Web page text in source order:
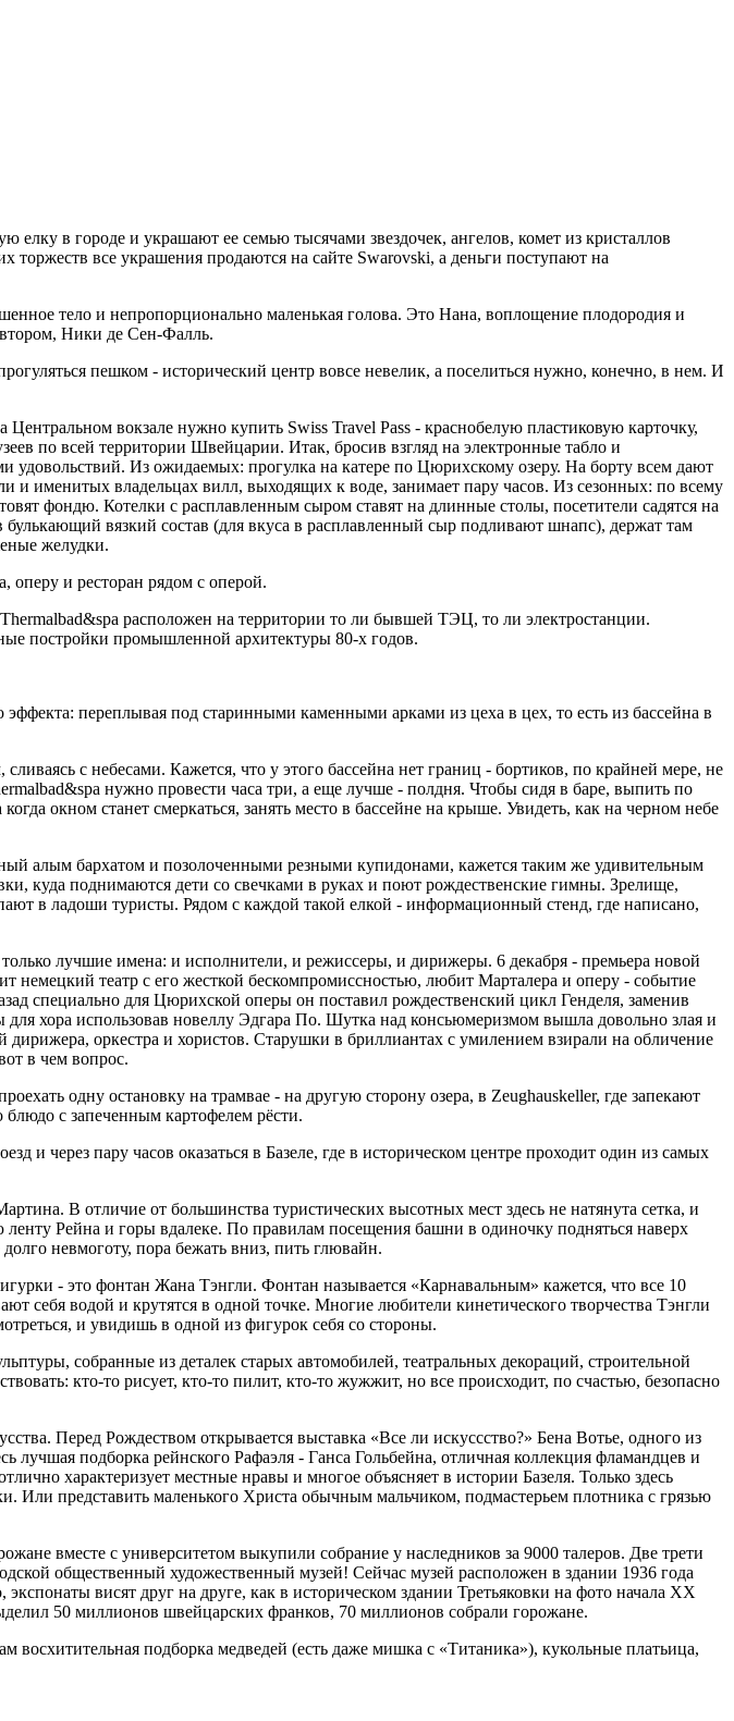
в городе и украшают ее семью тысячами звездочек, ангелов, комет из кристаллов
все украшения продаются на сайте Swarovski, а деньги поступают на
тело и непропорционально маленькая голова. Это Нана, воплощение плодородия и
Ники де Сен-Фалль.
пешком - исторический центр вовсе невелик, а поселиться нужно, конечно, в нем. И
вокзале нужно купить Swiss Travel Pass - краснобелую пластиковую карточку,
по всей территории Швейцарии. Итак, бросив взгляд на электронные табло и
Из ожидаемых: прогулка на катере по Цюрихскому озеру. На борту всем дают
и именитых владельцах вилл, выходящих к воде, занимает пару часов. Из сезонных: по всему
фондю. Котелки с расплавленным сыром ставят на длинные столы, посетители садятся на
вязкий состав (для вкуса в расплавленный сыр подливают шнапс), держат там
желудки.
оперу и ресторан рядом с оперой.
расположен на территории то ли бывшей ТЭЦ, то ли электростанции.
постройки промышленной архитектуры 80-х годов.
переплывая под старинными каменными арками из цеха в цех, то есть из бассейна в
с небесами. Кажется, что у этого бассейна нет границ - бортиков, по крайней мере, не
нужно провести часа три, а еще лучше - полдня. Чтобы сидя в баре, выпить по
окном станет смеркаться, занять место в бассейне на крыше. Увидеть, как на черном небе
алым бархатом и позолоченными резными купидонами, кажется таким же удивительным
куда поднимаются дети со свечками в руках и поют рождественские гимны. Зрелище,
в ладоши туристы. Рядом с каждой такой елкой - информационный стенд, где написано,
лучшие имена: и исполнители, и режиссеры, и дирижеры. 6 декабря - премьера новой
театр с его жесткой бескомпромиссностью, любит Марталера и оперу - событие
специально для Цюрихской оперы он поставил рождественский цикл Генделя, заменив
хора использовав новеллу Эдгара По. Шутка над консьюмеризмом вышла довольно злая и
оркестра и хористов. Старушки в бриллиантах с умилением взирали на обличение
в чем вопрос.
одну остановку на трамвае - на другую сторону озера, в Zeughauskeller, где запекают
с запеченным картофелем рёсти.
и через пару часов оказаться в Базеле, где в историческом центре проходит один из самых
В отличие от большинства туристических высотных мест здесь не натянута сетка, и
Рейна и горы вдалеке. По правилам посещения башни в одиночку подняться наверх
невмоготу, пора бежать вниз, пить глювайн.
- это фонтан Жана Тэнгли. Фонтан называется «Карнавальным» кажется, что все 10
себя водой и крутятся в одной точке. Многие любители кинетического творчества Тэнгли
и увидишь в одной из фигурок себя со стороны.
собранные из деталек старых автомобилей, театральных декораций, строительной
кто-то рисует, кто-то пилит, кто-то жужжит, но все происходит, по счастью, безопасно
Перед Рождеством открывается выставка «Все ли искуссство?» Бена Вотье, одного из
лучшая подборка рейнского Рафаэля - Ганса Гольбейна, отличная коллекция фламандцев и
характеризует местные нравы и многое объясняет в истории Базеля. Только здесь
Или представить маленького Христа обычным мальчиком, подмастерьем плотника с грязью
вместе с университетом выкупили собрание у наследников за 9000 талеров. Две трети
общественный художественный музей! Сейчас музей расположен в здании 1936 года
висят друг на друге, как в историческом здании Третьяковки на фото начала XX
50 миллионов швейцарских франков, 70 миллионов собрали горожане.
подборка медведей (есть даже мишка с «Титаника»), кукольные платьица,